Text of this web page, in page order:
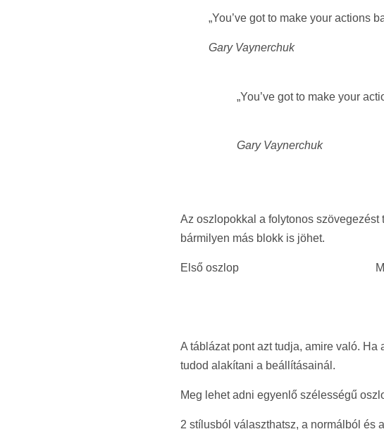
„You’ve got to make your actions
Gary Vaynerchuk
„You’ve got to make your
Gary Vaynerchuk
Az oszlopokkal a folytonos
bármilyen más blokk is jöhet.
Első oszlop
A táblázat pont azt tudja, amire való.
tudod alakítani a beállításainál.
Meg lehet adni egyenlő szélességű
2 stílusból választhatsz, a normálból és